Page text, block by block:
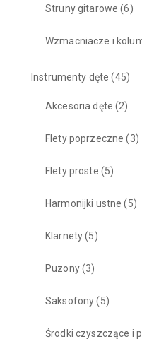
Struny gitarowe (6)
Wzmacniacze i
Instrumenty dęte (45)
Akcesoria dęte (2)
Flety poprzeczne (3)
Flety proste (5)
Harmonijki ustne (5)
Klarnety(5)
Puzony(3)
Saksofony(5)
Środki czyszczące i